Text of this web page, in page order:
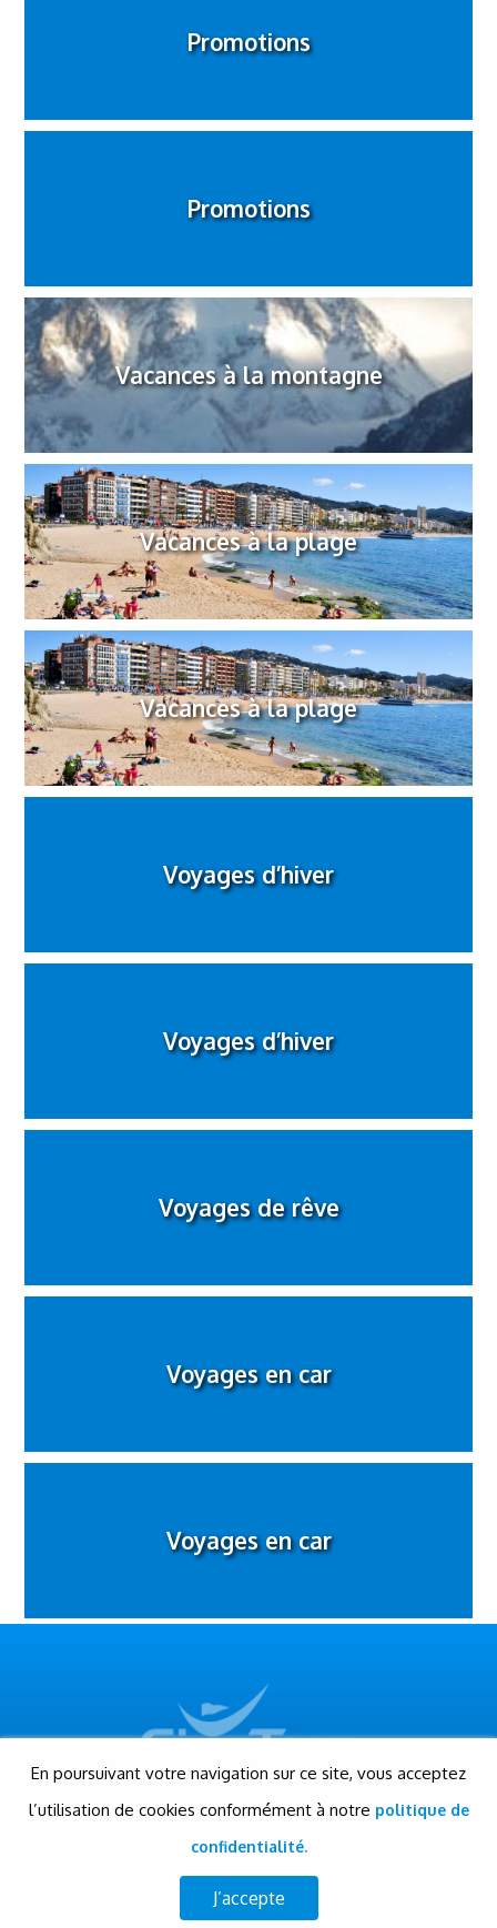
Promotions
Promotions
Vacances à la montagne
Vacances à la plage
Vacances à la plage
Voyages d’hiver
Voyages d’hiver
Voyages de rêve
Voyages en car
Voyages en car
© Gigatour - Tous droits réservés
Conception et réalisation: Evensis
En poursuivant votre navigation sur ce site, vous acceptez
l’utilisation de cookies conformément à notre politique de
confidentialité.
J’accepte